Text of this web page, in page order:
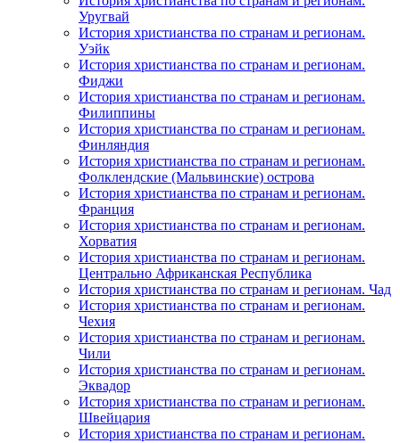
Уругвай
История христианства по странам и регионам.
Уэйк
История христианства по странам и регионам.
Фиджи
История христианства по странам и регионам.
Филиппины
История христианства по странам и регионам.
Финляндия
История христианства по странам и регионам.
Фолклендские (Мальвинские) острова
История христианства по странам и регионам.
Франция
История христианства по странам и регионам.
Хорватия
История христианства по странам и регионам.
Центрально Африканская Республика
История христианства по странам и регионам. Чад
История христианства по странам и регионам.
Чехия
История христианства по странам и регионам.
Чили
История христианства по странам и регионам.
Эквадор
История христианства по странам и регионам.
Швейцария
История христианства по странам и регионам.